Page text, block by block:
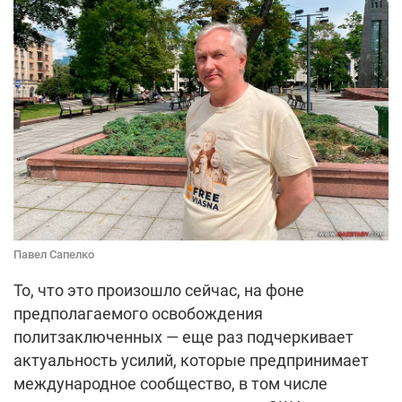
Павел Сапелко
То, что это произошло сейчас, на фоне
предполагаемого освобождения
политзаключенных — еще раз подчеркивает
актуальность усилий, которые предпринимает
международное сообщество, в том числе